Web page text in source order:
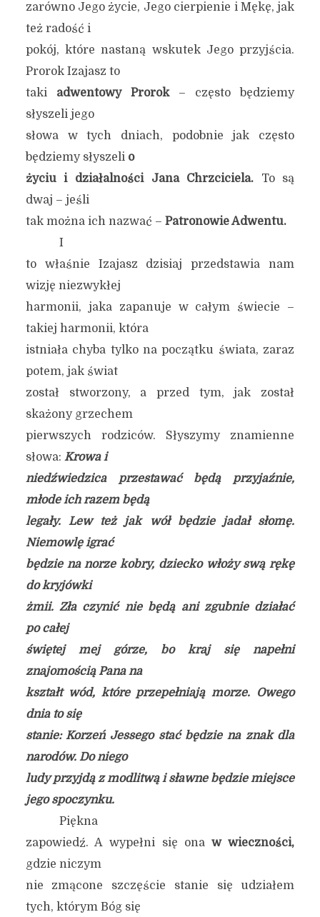
zarówno Jego życie, Jego cierpienie i Mękę, jak
też radość i
pokój, które nastaną wskutek Jego przyjścia.
Prorok Izajasz to
taki adwentowy Prorok– często będziemy
słyszeli jego
słowa w tych dniach, podobnie jak często
będziemy słyszeli o
życiu i działalności Jana Chrzciciela. To są
dwaj – jeśli
tak można ich nazwać – Patronowie Adwentu.
I
to właśnie Izajasz dzisiaj przedstawia nam
wizję niezwykłej
harmonii, jaka zapanuje w całym świecie –
takiej harmonii, która
istniała chyba tylko na początku świata, zaraz
potem, jak świat
został stworzony, a przed tym, jak został
skażony grzechem
pierwszych rodziców. Słyszymy znamienne
słowa: Krowa i
niedźwiedzica przestawać będą przyjaźnie,
młode ich razem będą
legały. Lew też jak wół będzie jadał słomę.
Niemowlę igrać
będzie na norze kobry, dziecko włoży swą rękę
do kryjówki
żmii. Zła czynić nie będą ani zgubnie działać
po całej
świętej mej górze, bo kraj się napełni
znajomością Pana na
kształt wód, które przepełniają morze. Owego
dnia to się
stanie: Korzeń Jessego stać będzie na znak dla
narodów. Do niego
ludy przyjdą z modlitwą i sławne będzie miejsce
jego spoczynku.
Piękna
zapowiedź. A wypełni się ona w wieczności,
gdzie niczym
nie zmącone szczęście stanie się udziałem
tych, którym Bóg się